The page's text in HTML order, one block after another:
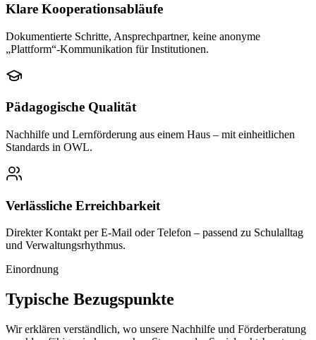
Klare Kooperationsabläufe
Dokumentierte Schritte, Ansprechpartner, keine anonyme
„Plattform“-Kommunikation für Institutionen.
Pädagogische Qualität
Nachhilfe und Lernförderung aus einem Haus – mit einheitlichen
Standards in OWL.
Verlässliche Erreichbarkeit
Direkter Kontakt per E-Mail oder Telefon – passend zu Schulalltag
und Verwaltungsrhythmus.
Einordnung
Typische Bezugspunkte
Wir erklären verständlich, wo unsere Nachhilfe und Förderberatung